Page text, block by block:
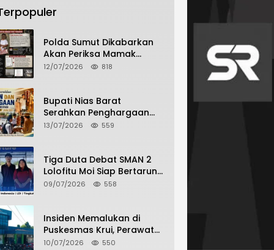
Polda Sumut Dikabarkan
Akan Periksa Mamak
Maling Terlapor dalam
Perdamaian
12/07/2026 818
Bupati Nias Barat
Serahkan Penghargaan
dan Penghargaan Bagi
13/07/2026 559
Tiga Duta Debat SMAN 2
Lolofitu Moi Siap Bertarung
di LDI Tingkat Provinsi
09/07/2026 558
Insiden Memalukan di
Puskesmas Krui, Perawat
dan Security Berselisih
10/07/2026 550